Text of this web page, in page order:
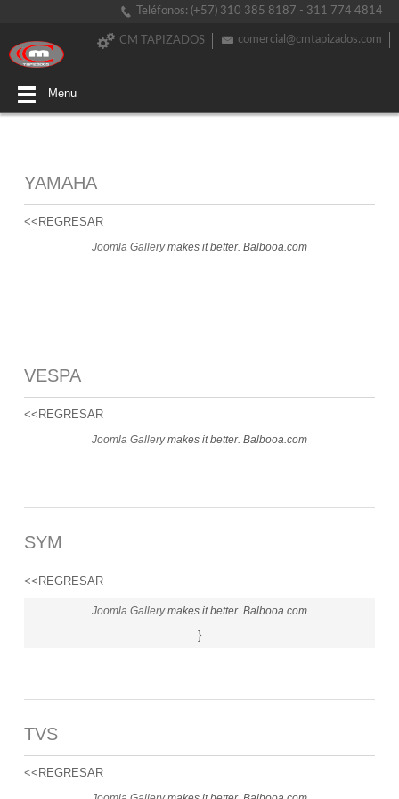
Teléfonos: (+57) 310 385 8187 - 311 774 4814
comercial@cmtapizados.com
CM TAPIZADOS
Menu
YAMAHA
<<REGRESAR
Joomla Gallerymakes it better. Balbooa.com
VESPA
<<REGRESAR
Joomla Gallerymakes it better. Balbooa.com
SYM
<<REGRESAR
Joomla Gallerymakes it better. Balbooa.com
}
TVS
<<REGRESAR